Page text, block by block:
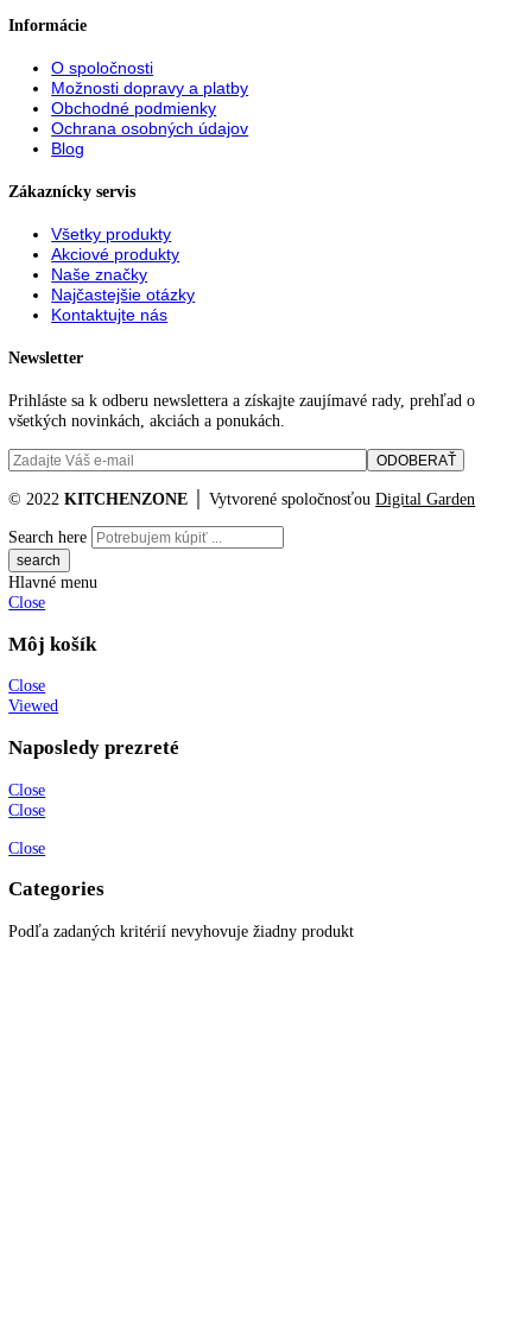
85,1
85,5
86
87
87,4
89
90,5
90,8
91
91,1
91,3
91,7
91,9
92
Filtrovanie podla ceny
Cena:—
Reset
KITCHENZONE profesionál v oblasti gastro techniky
info@kitchenzone.sk
Možnosti dopravy a platby
Ochrana osobných údajov